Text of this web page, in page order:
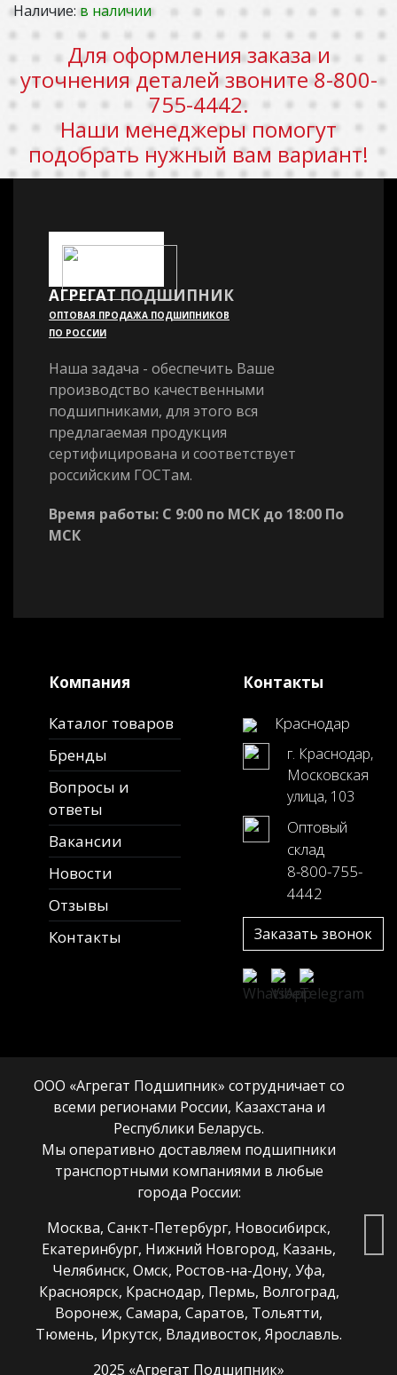
Наличие: в наличии
Для оформления заказа и
уточнения деталей звоните 8-800-
755-4442.
Наши менеджеры помогут
подобрать нужный вам вариант!
АГРЕГАТПОДШИПНИК
ОПТОВАЯ ПРОДАЖА ПОДШИПНИКОВ
ПО РОССИИ
Наша задача - обеспечить Ваше
производство качественными
подшипниками, для этого вся
предлагаемая продукция
сертифицирована и соответствует
российским ГОСТам.
Время работы: С 9:00 по МСК до 18:00 По
МСК
Компания
Каталог товаров
Бренды
Вопросы и
ответы
Вакансии
Новости
Отзывы
Контакты
Контакты
Краснодар
г. Краснодар,
Московская
улица, 103
Оптовый
склад
8-800-755-
4442
Заказать звонок
ООО «Агрегат Подшипник» сотрудничает со
всеми регионами России, Казахстана и
Республики Беларусь.
Мы оперативно доставляем подшипники
транспортными компаниями в любые
города России:
Москва, Санкт-Петербург, Новосибирск,
Екатеринбург, Нижний Новгород, Казань,
Челябинск, Омск, Ростов-на-Дону, Уфа,
Красноярск, Краснодар, Пермь, Волгоград,
Воронеж, Самара, Саратов, Тольятти,
Тюмень, Иркутск, Владивосток, Ярославль.
2025 «Агрегат Подшипник»